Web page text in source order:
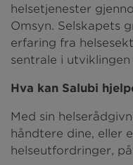
helsetjenester
Omsyn. Selskapets
erfaring fra
sentrale i
Hva kan Salubi
Med sin
håndtere dine, eller
helseutfordringer,